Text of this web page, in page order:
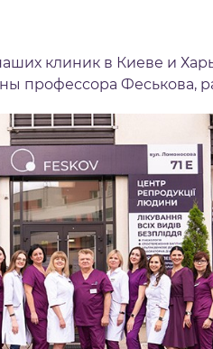
клиник в Киеве и
профессора Феськова,